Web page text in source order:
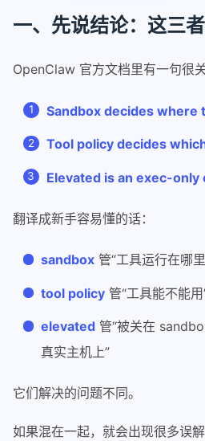
一、先说结论：这三
OpenClaw 官方文档里有一句很关
Sandbox decides where
Tool policy decides
Elevated is an exec-only
翻译成新手容易懂的话：
sandbox 管“工具运行在哪
tool policy 管“工具能不能用
elevated 管“被关在
真实主机上”
它们解决的问题不同。
如果混在一起，就会出现很多误解